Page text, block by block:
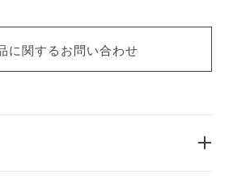
に関するお問い合わせ